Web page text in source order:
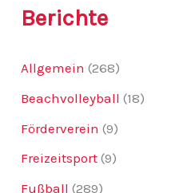
Berichte
Allgemein (268)
Beachvolleyball (18)
Förderverein (9)
Freizeitsport (9)
Fußball (289)